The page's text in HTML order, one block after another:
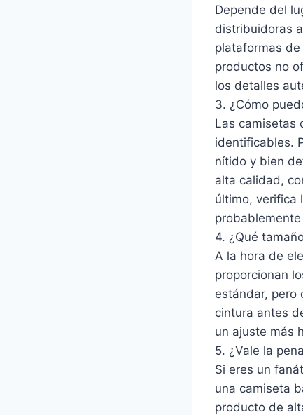
Depende del
distribuidoras
plataformas
productos no
los detalles
3. ¿Cómo
Las camisetas
identificables.
nítido y bien
alta calidad,
último, verifica
4. ¿Qué
A la hora de
proporcionan
estándar, pero
cintura antes
un ajuste más
5. ¿Vale la
Si eres un
una camiseta
producto de